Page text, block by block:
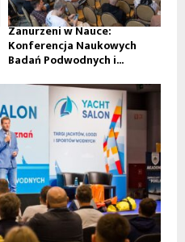
Zanurzeni w Nauce:
Konferencja Naukowych
Badań Podwodnych i...